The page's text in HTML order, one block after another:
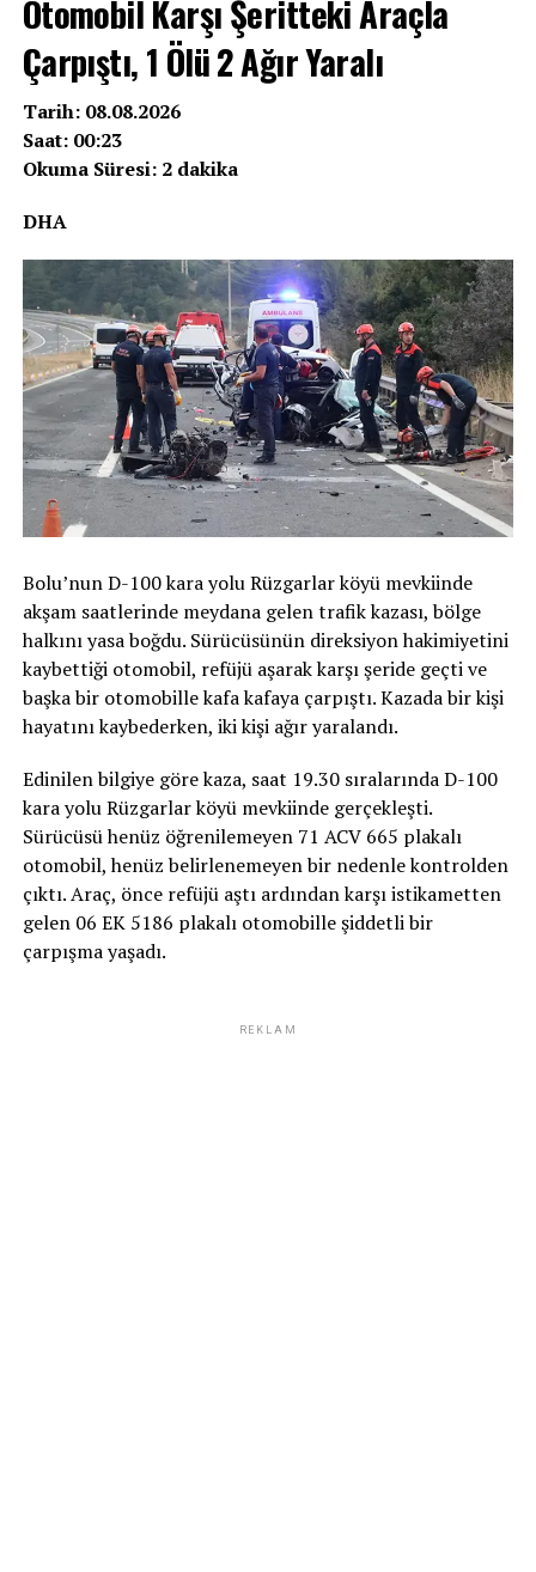
Otomobil Karşı Şeritteki Araçla
Çarpıştı, 1 Ölü 2 Ağır Yaralı
Tarih: 08.08.2026
Saat: 00:23
Okuma Süresi: 2 dakika
DHA
Bolu’nun D-100 kara yolu Rüzgarlar köyü mevkiinde
akşam saatlerinde meydana gelen trafik kazası, bölge
halkını yasa boğdu. Sürücüsünün direksiyon hakimiyetini
kaybettiği otomobil, refüjü aşarak karşı şeride geçti ve
başka bir otomobille kafa kafaya çarpıştı. Kazada bir kişi
hayatını kaybederken, iki kişi ağır yaralandı.
Edinilen bilgiye göre kaza, saat 19.30 sıralarında D-100
kara yolu Rüzgarlar köyü mevkiinde gerçekleşti.
Sürücüsü henüz öğrenilemeyen 71 ACV 665 plakalı
otomobil, henüz belirlenemeyen bir nedenle kontrolden
çıktı. Araç, önce refüjü aştı ardından karşı istikametten
gelen 06 EK 5186 plakalı otomobille şiddetli bir
çarpışma yaşadı.
REKLAM